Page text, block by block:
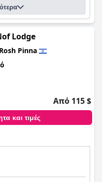
Lodge
Rosh Pinna
Από 115 $
και τιμές